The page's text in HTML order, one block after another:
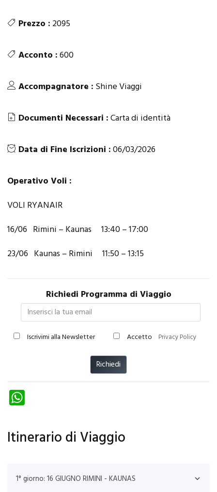
Prezzo : 2095
Acconto :600
Accompagnatore : Shine Viaggi
Documenti Necessari :Carta di identità
Data di Fine Iscrizioni :06/03/2026
Operativo Voli :
VOLI RYANAIR
16/06 Rimini – Kaunas 13:40 – 17:00
23/06 Kaunas – Rimini 11:50 – 13:15
Richiedi Programma di Viaggio
Iscrivimi alla Newsletter Accetto Privacy Policy
Richiedi
ts
A
p
Itinerario di Viaggio
1° giorno: 16 GIUGNO RIMINI - KAUNAS